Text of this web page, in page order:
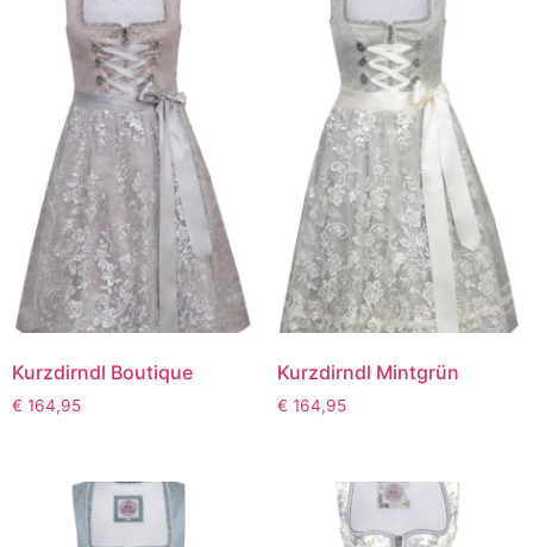
Kurzdirndl Boutique
€ 164,95
Kurzdirndl Mintgrün
€ 164,95